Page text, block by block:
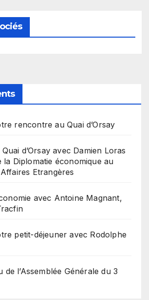
rencontre au Quai d’Orsay
d’Orsay avec Damien Loras
la Diplomatie économique au
Etrangères
avec Antoine Magnant,
petit-déjeuner avec Rodolphe
de l’Assemblée Générale du 3